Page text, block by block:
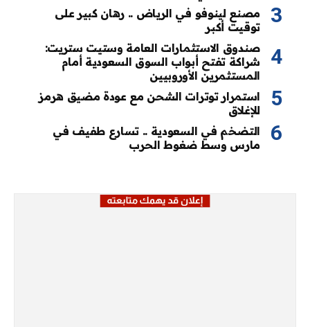
مصنع لينوفو في الرياض .. رهان كبير على
توقيت أكبر
صندوق الاستثمارات العامة وستيت ستريت:
شراكة تفتح أبواب السوق السعودية أمام
المستثمرين الأوروبيين
استمرار توترات الشحن مع عودة مضيق هرمز
للإغلاق
التضخم في السعودية .. تسارع طفيف في
مارس وسط ضغوط الحرب